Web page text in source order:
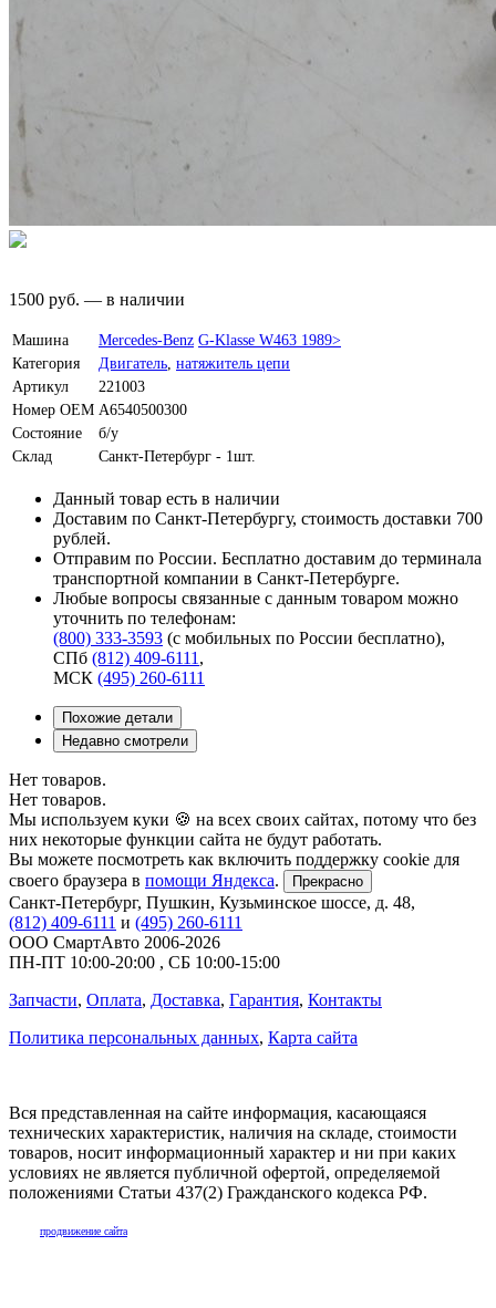
1500 руб. — в наличии
Машина Mercedes-Benz G-Klasse W463 1989>
Категория
Двигатель натяжитель цепи
Артикул
221003
Номер OEM A6540500300
Состояние
б/у
Склад
Санкт-Петербург - 1шт.
Данный товар есть в наличии
Доставим по Санкт-Петербургу, стоимость доставки 700
рублей.
Отправим по России. Бесплатно доставим до терминала
транспортной компании в Санкт-Петербурге.
Любые вопросы связанные с данным товаром можно
уточнить по телефонам:
(800) 333-3593 (с мобильных по России бесплатно),
СПб (812) 409-6111 ,
МСК (495) 260-6111
Похожие детали
Недавно смотрели
Нет товаров.
Нет товаров.
Мы используем куки 🍪 на всех своих сайтах, потому что без
них некоторые функции сайта не будут работать.
Вы можете посмотреть как включить поддержку cookie для
своего браузера в помощи Яндекса. Прекрасно
Санкт-Петербург, Пушкин, Кузьминское шоссе, д. 48,
(812) 409-6111 и (495) 260-6111
ООО СмартАвто 2006-2026
ПН-ПТ 10:00-20:00 , СБ 10:00-15:00
Запчасти, Оплата, Доставка, Гарантия, Контакты
Политика персональных данных, Карта сайта
Вся представленная на сайте информация, касающаяся
технических характеристик, наличия на складе, стоимости
товаров, носит информационный характер и ни при каких
условиях не является публичной офертой, определяемой
положениями Статьи 437(2) Гражданского кодекса РФ.
продвижение сайта